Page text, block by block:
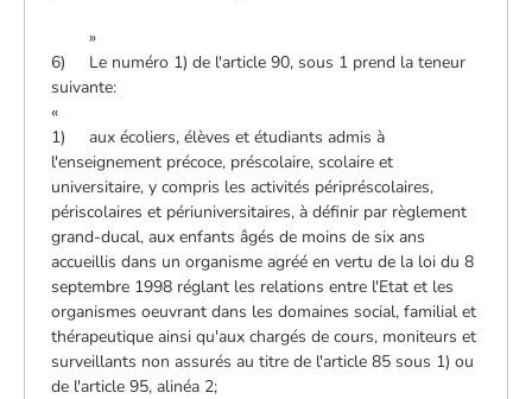
»
6) Le numéro 1) de l'article 90, sous 1 prend la teneur
suivante:
«
1) aux écoliers, élèves et étudiants admis à
l'enseignement précoce, préscolaire, scolaire et
universitaire, y compris les activités péripréscolaires,
périscolaires et périuniversitaires, à définir par règlement
grand-ducal, aux enfants âgés de moins de six ans
accueillis dans un organisme agréé en vertu de la loi du 8
septembre 1998 réglant les relations entre l'Etat et les
organismes oeuvrant dans les domaines social, familial et
thérapeutique ainsi qu'aux chargés de cours, moniteurs et
surveillants non assurés au titre de l'article 85 sous 1) ou
de l'article 95, alinéa 2;